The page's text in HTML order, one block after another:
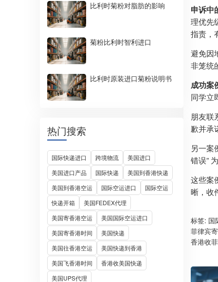
比利时菊粉对脂肪的影响
菊粉比利时智利进口
比利时原装进口菊粉说明书
热门搜索
国际快递进口 跨境物流
美国进口
美国进口产品
国际快递
美国到香港快递
美国到香港空运
国际空运进口
国际空运
快递开箱
美国FEDEX代理
美国寄香港空运
美国国际空运进口
美国寄香港时间
美国快递
美国往香港空运
美国快递到香港
美国飞香港时间
香港收美国快递
美国UPS代理
申诉中
理优先
指责，
避免因
非笼统
成功案
同学立
朋友联
歉并承
另一案
错误”
这些案
晰，收
标签: 国
菲律宾
香港收